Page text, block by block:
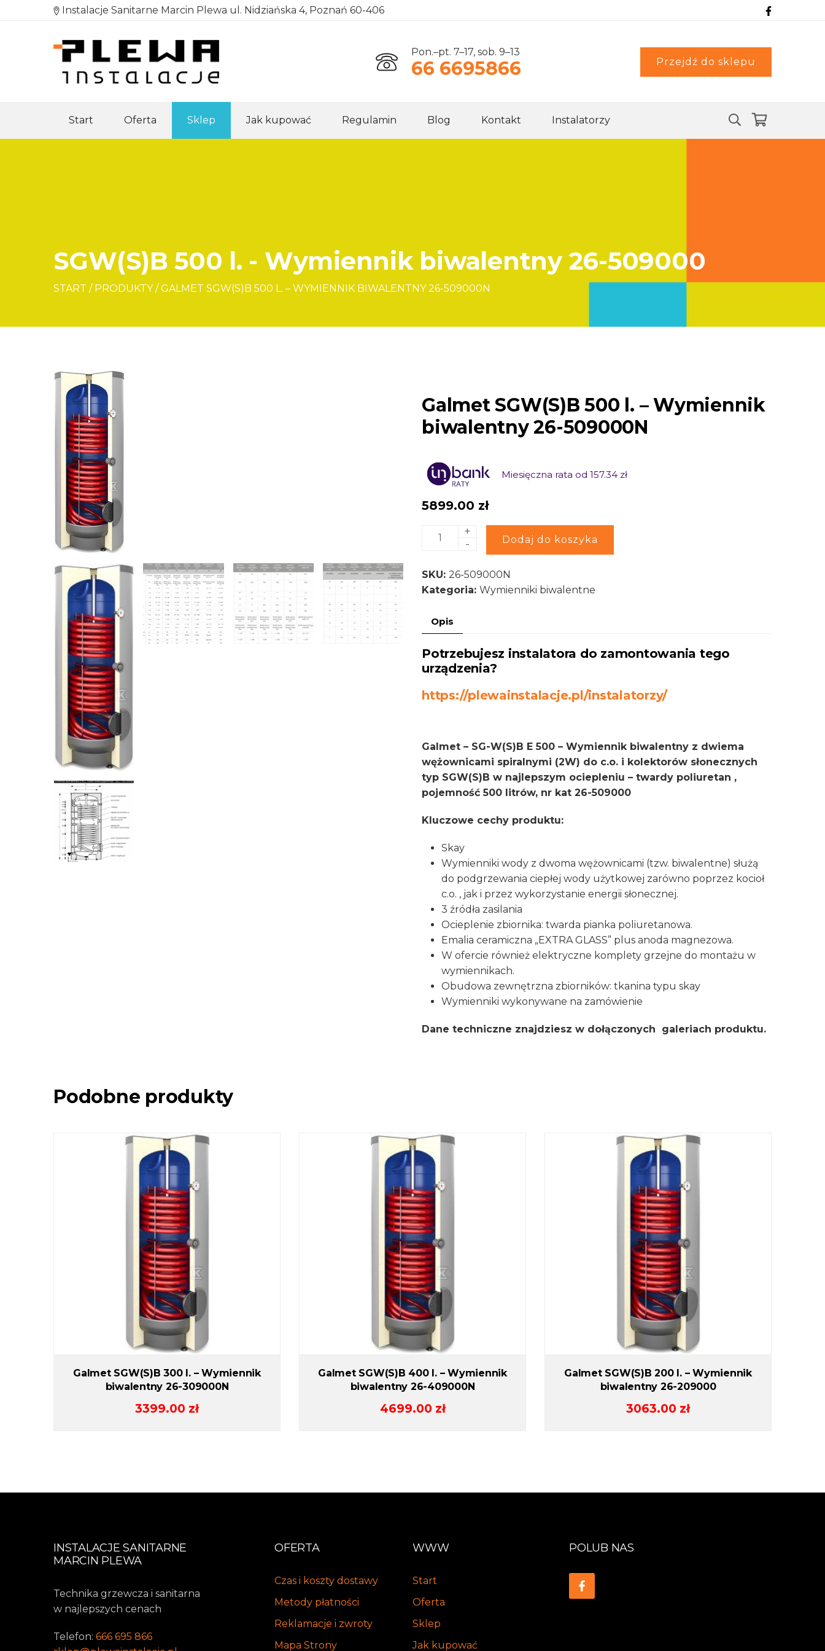
Instalacje Sanitarne Marcin Plewa ul. Nidziańska 4, Poznań 60-406
Pon.–pt. 7–17, sob. 9–13
66 6695866 Przejdź do sklepu
Start Oferta Sklep Jak kupować Regulamin Blog Kontakt Instalatorzy
SGW(S)B 500 l. - Wymiennik biwalentny 26-509000
START / PRODUKTY / GALMET SGW(S)B 500 L. – WYMIENNIK BIWALENTNY 26-509000N
Galmet SGW(S)B 500 l. – Wymiennik
biwalentny 26-509000N
Miesięczna rata od 157.34 zł
5899.00 zł
ilość
500
l.
Wymiennik
26-
509000N
+
-
Dodaj do koszyka
Alternative:
SKU: 26-509000N
Kategoria: Wymienniki biwalentne
Opis
Potrzebujesz instalatora do zamontowania tego
urządzenia?
https://plewainstalacje.pl/instalatorzy/
Galmet – SG-W(S)B E 500 – Wymiennik biwalentny z dwiema
wężownicami spiralnymi (2W) do c.o. i kolektorów słonecznych
typ SGW(S)B w najlepszym ociepleniu – twardy poliuretan ,
pojemność 500 litrów, nr kat 26-509000
Kluczowe cechy produktu:
Skay
Wymienniki wody z dwoma wężownicami (tzw. biwalentne) służą
do podgrzewania ciepłej wody użytkowej zarówno poprzez kocioł
c.o. , jak i przez wykorzystanie energii słonecznej.
3 źródła zasilania
Ocieplenie zbiornika: twarda pianka poliuretanowa.
Emalia ceramiczna „EXTRA GLASS” plus anoda magnezowa.
W ofercie również elektryczne komplety grzejne do montażu w
wymiennikach.
Obudowa zewnętrzna zbiorników: tkanina typu skay
Wymienniki wykonywane na zamówienie
Dane techniczne znajdziesz w dołączonych galeriach produktu.
Podobne produkty
Galmet SGW(S)B 300 l. – Wymiennik
biwalentny 26-309000N
3399.00 zł
Galmet SGW(S)B 400 l. – Wymiennik
biwalentny 26-409000N
4699.00 zł
Galmet SGW(S)B 200 l. – Wymiennik
biwalentny 26-209000
3063.00 zł
INSTALACJE SANITARNE
MARCIN PLEWA
Technika grzewcza i sanitarna
w najlepszych cenach
Telefon: 666 695 866
OFERTA
Czas i koszty dostawy
Metody płatności
Reklamacje i zwroty
Mapa Strony
WWW
Start
Oferta
Sklep
Jak kupować
POLUB NAS